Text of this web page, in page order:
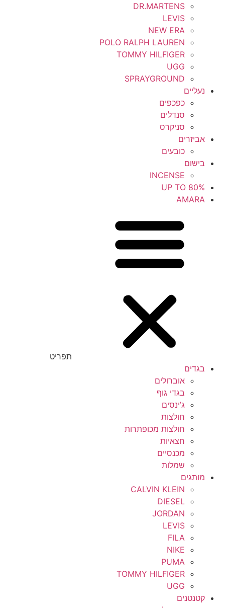
DR.MARTENS
LEVIS
NEW ERA
POLO RALPH LAUREN
TOMMY HILFIGER
UGG
SPRAYGROUND
נעליים
כפכפים
סנדלים
סניקרס
אביזרים
כובעים
בישום
INCENSE
UP TO 80%
AMARA
תפריט
בגדים
אוברולים
בגדי גוף
ג’ינסים
חולצות
חולצות מכופתרות
חצאיות
מכנסיים
שמלות
מותגים
CALVIN KLEIN
DIESEL
JORDAN
LEVIS
FILA
NIKE
PUMA
TOMMY HILFIGER
UGG
קטנטנים